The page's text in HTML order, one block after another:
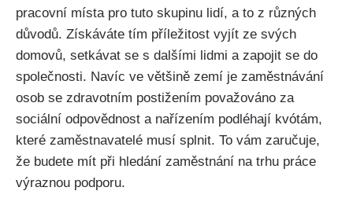
pracovní místa pro tuto skupinu lidí, a to z různých
důvodů. Získáváte tím příležitost vyjít ze svých
domovů, setkávat se s dalšími lidmi a zapojit se do
společnosti. Navíc ve většině zemí je zaměstnávání
osob se zdravotním postižením považováno za
sociální odpovědnost a nařízením podléhají kvótám,
které zaměstnavatelé musí splnit. To vám zaručuje,
že budete mít při hledání zaměstnání na trhu práce
výraznou podporu.